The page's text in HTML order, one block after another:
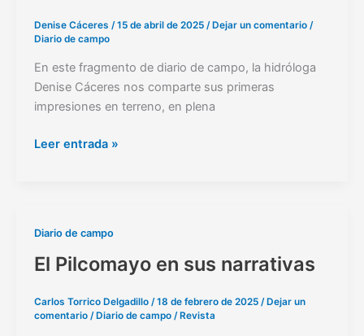
Denise Cáceres /15 de abril de 2025 / Dejar un comentario /
Diario de campo
En este fragmento de diario de campo, la hidróloga
Denise Cáceres nos comparte sus primeras
impresiones en terreno, en plena
visual
en
días
de
crecidas
Leer entrada »
Diario de campo
El Pilcomayo en sus narrativas
Carlos Torrico Delgadillo /18 de febrero de 2025 / Dejar un
comentario / Diario de campo/ Revista
El
en
narrativas